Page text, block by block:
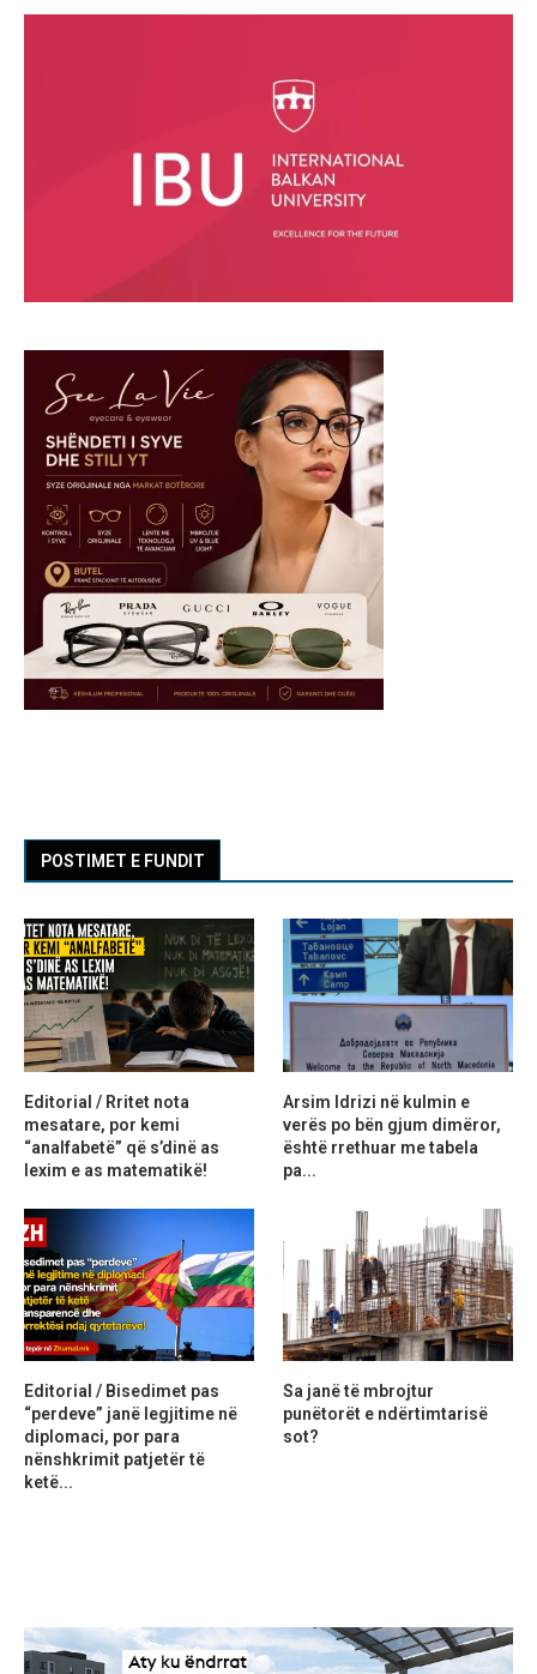
POSTIMET E FUNDIT
Editorial / Rritet nota
mesatare, por kemi
“analfabetë” që s’dinë as
lexim e as matematikë!
Arsim Idrizi në kulmin e
verës po bën gjum dimëror,
është rrethuar me tabela
pa...
Editorial / Bisedimet pas
“perdeve” janë legjitime në
diplomaci, por para
nënshkrimit patjetër të
ketë...
Sa janë të mbrojtur
punëtorët e ndërtimtarisë
sot?